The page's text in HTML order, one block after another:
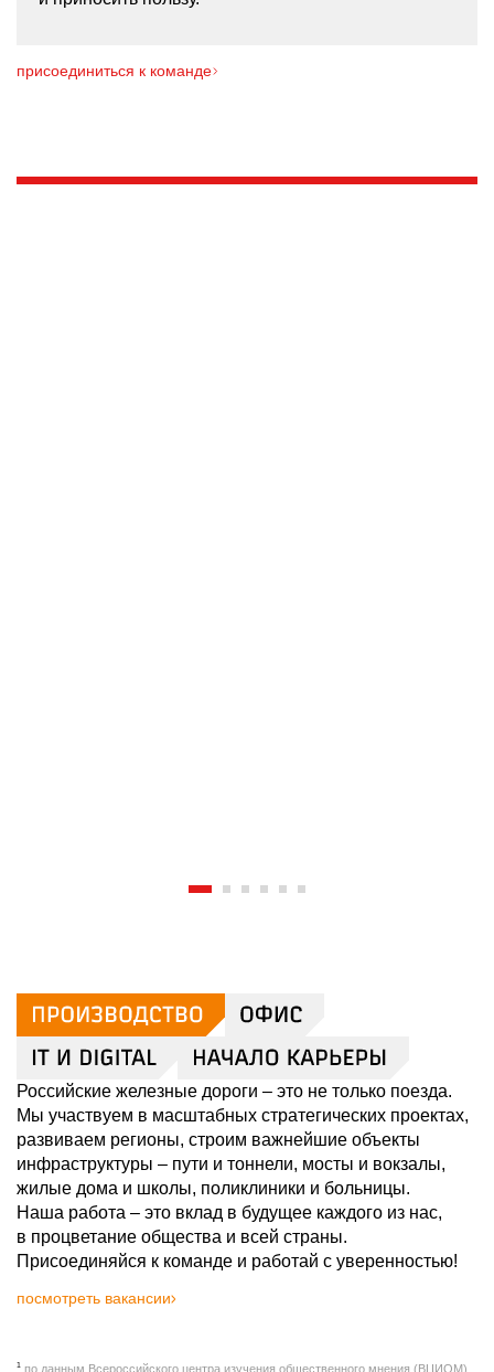
присоединиться к команде
Российские железные дороги – это не только поезда.
Мы участвуем в масштабных стратегических проектах,
развиваем регионы, строим важнейшие объекты
инфраструктуры – пути и тоннели, мосты и вокзалы,
жилые дома и школы, поликлиники и больницы.
Наша работа – это вклад в будущее каждого из нас,
в процветание общества и всей страны.
Присоединяйся к команде и работай с уверенностью!
посмотреть вакансии
1
по данным Всероссийского центра изучения общественного мнения (ВЦИОМ)